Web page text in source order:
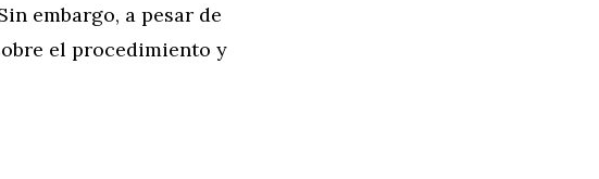
embargo, a pesar de
el procedimiento y